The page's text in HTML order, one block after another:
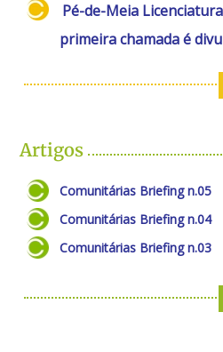
Pé-de-Meia
primeira chamada é
Artigos
Comunitárias Briefing n.05
Comunitárias Briefing n.04
Comunitárias Briefing n.03